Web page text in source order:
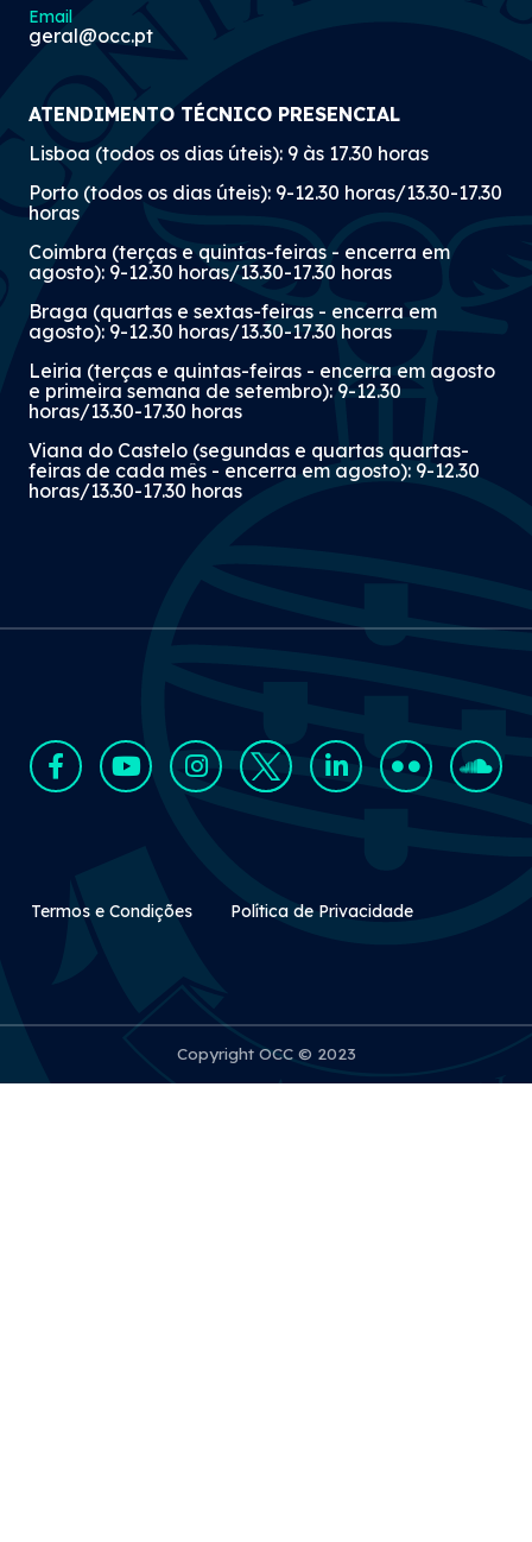
Email
geral@occ.pt
ATENDIMENTO TÉCNICO PRESENCIAL
Lisboa (todos os dias úteis): 9 às 17.30 horas
Porto (todos os dias úteis): 9-12.30 horas/13.30-17.30
horas
Coimbra (terças e quintas-feiras - encerra em
agosto): 9-12.30 horas/13.30-17.30 horas
Braga (quartas e sextas-feiras - encerra em
agosto): 9-12.30 horas/13.30-17.30 horas
Leiria (terças e quintas-feiras - encerra em agosto
e primeira semana de setembro): 9-12.30
horas/13.30-17.30 horas
Viana do Castelo (segundas e quartas quartas-
feiras de cada mês - encerra em agosto): 9-12.30
horas/13.30-17.30 horas
Rodapé Secundário
Termos e Condições Política de Privacidade
Copyright OCC © 2023